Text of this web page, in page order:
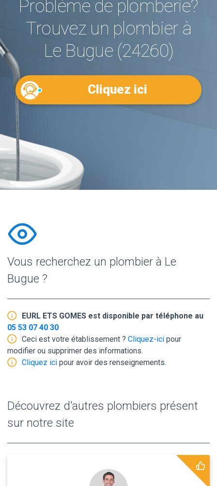
Problème de plomberie?
Trouvez un plombier à
Le Bugue (24260)
Cliquez ici
Vous recherchez un plombier à Le
Bugue ?
EURL ETS GOMES est disponible par téléphone au
05 53 07 40 30
Ceci est votre établissement ? Cliquez-ici pour
modifier ou supprimer des informations.
Cliquez ici pour avoir des renseignements.
Découvrez d'autres plombiers présent
sur notre site